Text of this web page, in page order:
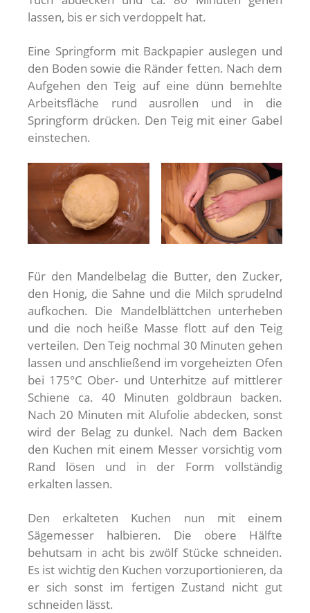
lassen, bis er sich verdoppelt hat.
Eine Springform mit Backpapier auslegen und
den Boden sowie die Ränder fetten. Nach dem
Aufgehen den Teig auf eine dünn bemehlte
Arbeitsfläche rund ausrollen und in die
Springform drücken. Den Teig mit einer Gabel
einstechen.
Für den Mandelbelag die Butter, den Zucker,
den Honig, die Sahne und die Milch sprudelnd
aufkochen. Die Mandelblättchen unterheben
und die noch heiße Masse flott auf den Teig
verteilen. Den Teig nochmal 30 Minuten gehen
lassen und anschließend im vorgeheizten Ofen
bei 175°C Ober- und Unterhitze auf mittlerer
Schiene ca. 40 Minuten goldbraun backen.
Nach 20 Minuten mit Alufolie abdecken, sonst
wird der Belag zu dunkel. Nach dem Backen
den Kuchen mit einem Messer vorsichtig vom
Rand lösen und in der Form vollständig
erkalten lassen.
Den erkalteten Kuchen nun mit einem
Sägemesser halbieren. Die obere Hälfte
behutsam in acht bis zwölf Stücke schneiden.
Es ist wichtig den Kuchen vorzuportionieren, da
er sich sonst im fertigen Zustand nicht gut
schneiden lässt.